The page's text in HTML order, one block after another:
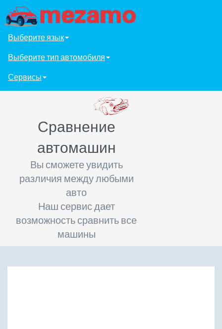
Выберите язык
Выберите тип автомобиля
Сервисы
Сравнение
автомашин
Вы сможете увидить
различия между любыми
авто
Наш сервис дает
возможность сравнить все
машины